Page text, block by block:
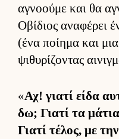
αγνοούμε και θα
Οβίδιος αναφέρει
(ένα ποί­ημα και
ψιθυρίζοντας
«Αχ! γιατί είδα
δω; Γιατί τα
Γιατί τέλος, με